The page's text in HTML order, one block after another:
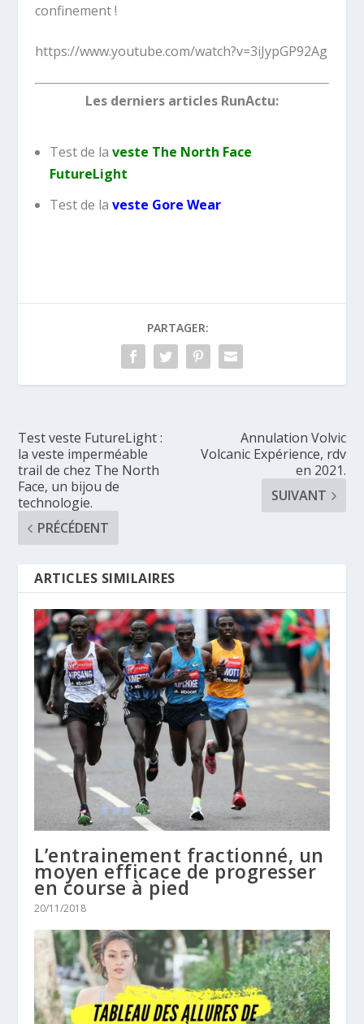
confinement !
https://www.youtube.com/watch?v=3iJypGP92Ag
Les derniers articles RunActu:
Test de la veste The North Face
FutureLight
Test de la veste Gore Wear
PARTAGER:
Test veste FutureLight :
la veste imperméable
trail de chez The North
Face, un bijou de
technologie.
PRÉCÉDENT
Annulation Volvic
Volcanic Expérience, rdv
en 2021.
SUIVANT
ARTICLES SIMILAIRES
L’entrainement fractionné, un
moyen efficace de progresser
en course à pied
20/11/2018